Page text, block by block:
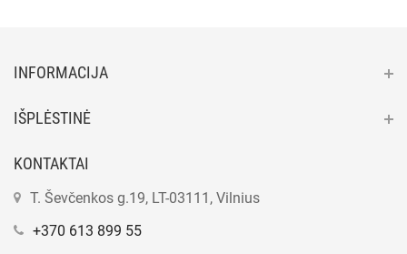
INFORMACIJA
IŠPLĖSTINĖ
KONTAKTAI
T. Ševčenkos g.19, LT-03111, Vilnius
+370 613 899 55